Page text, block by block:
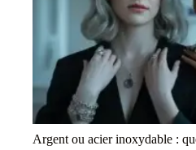
Argent ou acier inoxydable :